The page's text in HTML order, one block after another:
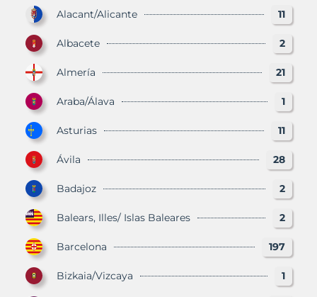
Alacant/Alicante 11
Albacete 2
Almería 21
Araba/Álava 1
Asturias 11
Ávila 28
Badajoz 2
Balears, Illes/ Islas Baleares 2
Barcelona 197
Bizkaia/Vizcaya 1